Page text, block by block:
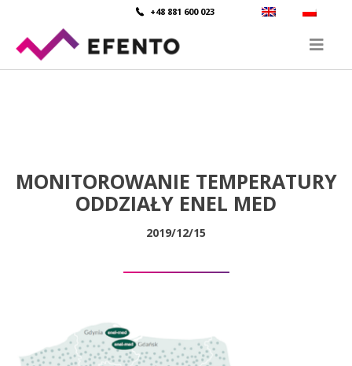
+48 881 600 023
MONITOROWANIE TEMPERATURY
ODDZIAŁY ENEL MED
2019/12/15